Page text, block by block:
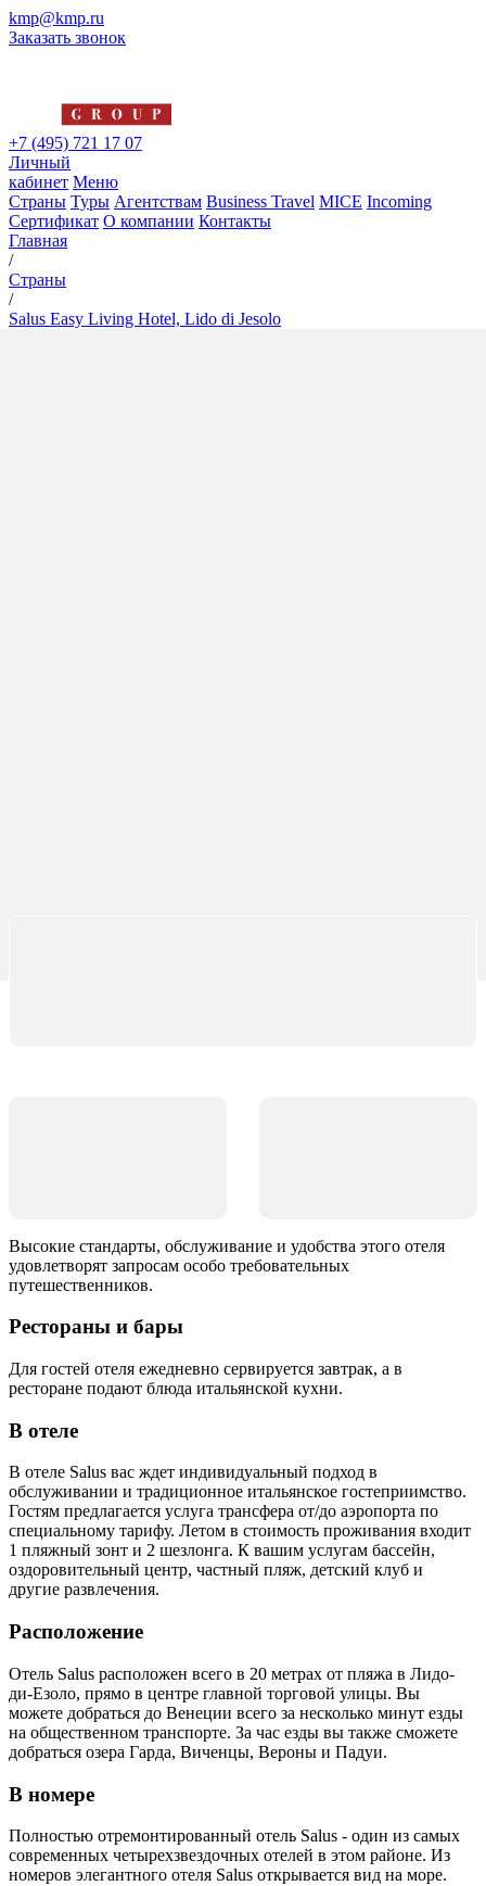
kmp@kmp.ru
Заказать звонок
+7 (495) 721 17 07
Личный
кабинет Меню
Страны Туры Агентствам Business Travel MICE Incoming
Сертификат О компании Контакты
Главная
/
Страны
/
Salus Easy Living Hotel, Lido di Jesolo
Высокие стандарты, обслуживание и удобства этого отеля
удовлетворят запросам особо требовательных
путешественников.
Рестораны и бары
Для гостей отеля ежедневно сервируется завтрак, а в
ресторане подают блюда итальянской кухни.
В отеле
В отеле Salus вас ждет индивидуальный подход в
обслуживании и традиционное итальянское гостеприимство.
Гостям предлагается услуга трансфера от/до аэропорта по
специальному тарифу. Летом в стоимость проживания входит
1 пляжный зонт и 2 шезлонга. К вашим услугам бассейн,
оздоровительный центр, частный пляж, детский клуб и
другие развлечения.
Расположение
Отель Salus расположен всего в 20 метрах от пляжа в Лидо-
ди-Езоло, прямо в центре главной торговой улицы. Вы
можете добраться до Венеции всего за несколько минут езды
на общественном транспорте. За час езды вы также сможете
добраться озера Гарда, Виченцы, Вероны и Падуи.
В номере
Полностью отремонтированный отель Salus - один из самых
современных четырехзвездочных отелей в этом районе. Из
номеров элегантного отеля Salus открывается вид на море.